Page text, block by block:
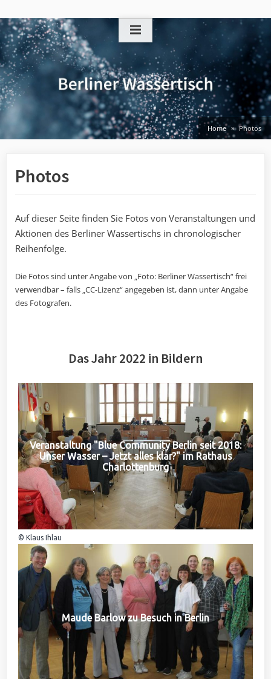
to
content
Home Photos
Photos
Auf dieser Seite finden Sie Fotos von Veranstaltungen und
Aktionen des Berliner Wassertischs in chronologischer
Reihenfolge.
Die Fotos sind unter Angabe von „Foto: Berliner Wassertisch“ frei
verwendbar – falls „CC-Lizenz“ angegeben ist, dann unter Angabe
des Fotografen.
Das Jahr 2022 in Bildern
Veranstaltung "Blue Community Berlin seit 2018:
Unser Wasser – Jetzt alles klar?" im Rathaus
Charlottenburg
© Klaus Ihlau
Maude Barlow zu Besuch in Berlin